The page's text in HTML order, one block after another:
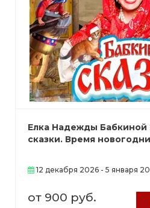
Елка Надежды Бабкиной
сказки. Время
12 декабря 2026 - 5 января
от 900 руб.